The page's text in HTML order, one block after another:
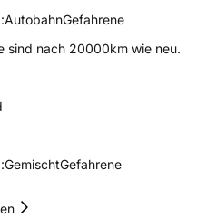
AutobahnGefahrene
sind nach 20000km wie neu.
GemischtGefahrene